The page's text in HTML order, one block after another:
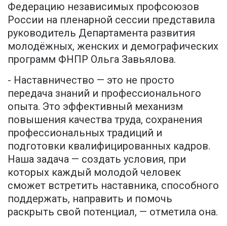
Федерацию независимых профсоюзов
России на пленарной сессии представила
руководитель Департамента развития
молодёжных, женских и демографических
программ ФНПР Ольга Завьялова.
- Наставничество — это не просто
передача знаний и профессионального
опыта. Это эффективный механизм
повышения качества труда, сохранения
профессиональных традиций и
подготовки квалифицированных кадров.
Наша задача — создать условия, при
которых каждый молодой человек
сможет встретить наставника, способного
поддержать, направить и помочь
раскрыть свой потенциал, — отметила она.